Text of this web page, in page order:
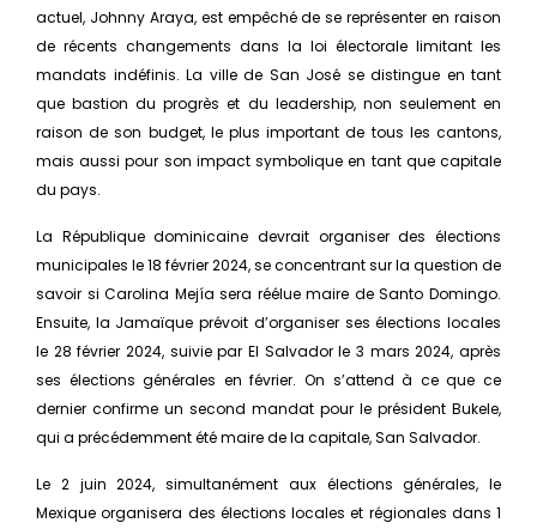
actuel, Johnny Araya, est empêché de se représenter en raison
de récents changements dans la loi électorale limitant les
mandats indéfinis. La ville de San José se distingue en tant
que bastion du progrès et du leadership, non seulement en
raison de son budget, le plus important de tous les cantons,
mais aussi pour son impact symbolique en tant que capitale
du pays.
La République dominicaine devrait organiser des élections
municipales le 18 février 2024, se concentrant sur la question de
savoir si Carolina Mejía sera réélue maire de Santo Domingo.
Ensuite, la Jamaïque prévoit d’organiser ses élections locales
le 28 février 2024, suivie par El Salvador le 3 mars 2024, après
ses élections générales en février. On s’attend à ce que ce
dernier confirme un second mandat pour le président Bukele,
qui a précédemment été maire de la capitale, San Salvador.
Le 2 juin 2024, simultanément aux élections générales, le
Mexique organisera des élections locales et régionales dans 1